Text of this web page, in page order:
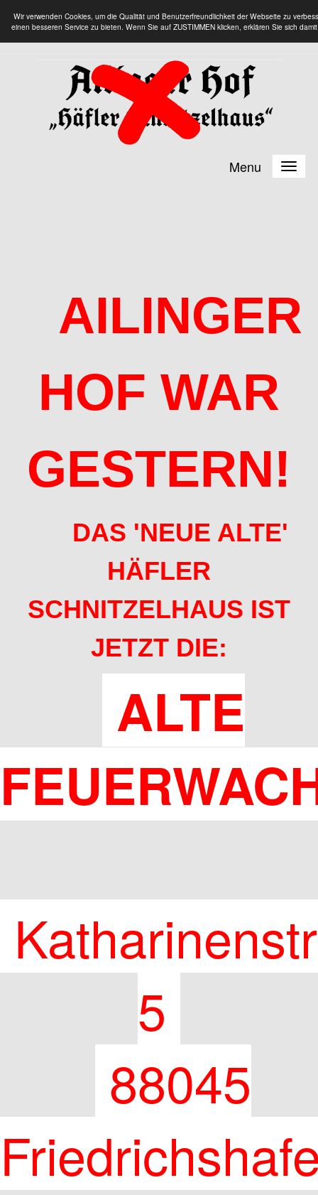
Wir verwenden Cookies, um die Qualität und Benutzerfreundlichkeit der Webseite zu
einen besseren Service zu bieten. Wenn Sie auf ZUSTIMMEN klicken, erklären Sie sich
Menu
AILINGER
HOF WAR
GESTERN!
DAS 'NEUE ALTE'
HÄFLER
SCHNITZELHAUS IST
JETZT DIE:
ALTE
5
88045